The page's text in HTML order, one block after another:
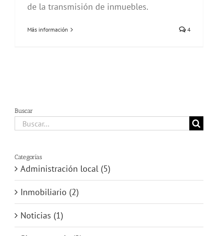
de la transmisión de inmuebles.
Más información 4
Buscar
Buscar:
Categorías
Administración local (5)
Inmobiliario (2)
Noticias (1)